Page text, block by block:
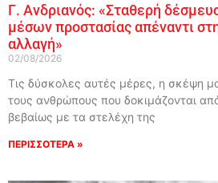
Γ. Ανδριανός: «Σταθερή
μέσων προστασίας απέναντι
αλλαγή»
02/08/2026
Τις δύσκολες αυτές μέρες, η σκέψη
τους ανθρώπους που δοκιμάζονται
βεβαίως με τα στελέχη της
ΠΕΡΙΣΣΟΤΕΡΑ »